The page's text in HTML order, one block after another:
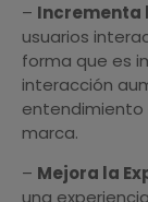
– Incrementa
usuarios
forma que es
interacción
entendimiento
marca.
– Mejora la
una